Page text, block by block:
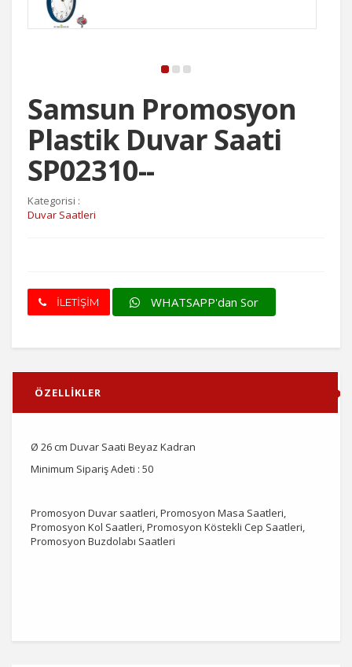
Samsun Promosyon
Plastik Duvar Saati
SP02310--
Kategorisi :
Duvar Saatleri
İLETİŞİM WHATSAPP'dan Sor
ÖZELLİKLER
Ø 26 cm Duvar Saati Beyaz Kadran
Minimum Sipariş Adeti : 50
Promosyon Duvar saatleri, Promosyon Masa Saatleri,
Promosyon Kol Saatleri, Promosyon Köstekli Cep Saatleri,
Promosyon Buzdolabı Saatleri